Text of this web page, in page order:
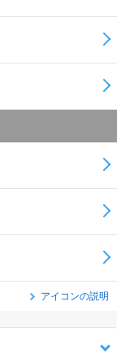
アイコンの説明